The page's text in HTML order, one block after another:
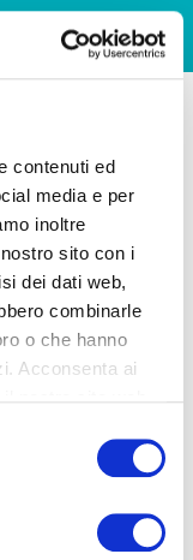
contenuti ed
media e per
inoltre
sito con i
dei dati web,
combinarle
o che hanno
Acconsenta ai